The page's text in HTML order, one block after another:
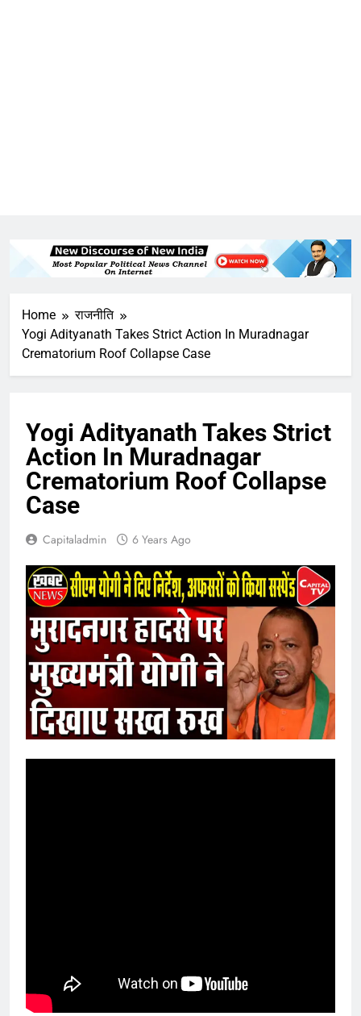
Home
राजनीति
Yogi Adityanath Takes Strict Action In Muradnagar
Crematorium Roof Collapse Case
Yogi Adityanath Takes Strict
Action In Muradnagar
Crematorium Roof Collapse
Case
Capitaladmin 6 Years Ago